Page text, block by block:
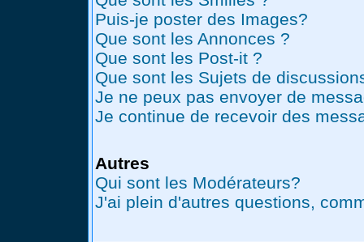
Puis-je poster des Images?
Que sont les Annonces ?
Que sont les Post-it ?
Que sont les Sujets de
Je ne peux pas envoyer de
Je continue de recevoir des
Autres
Qui sont les Modérateurs?
J'ai plein d'autres questions,